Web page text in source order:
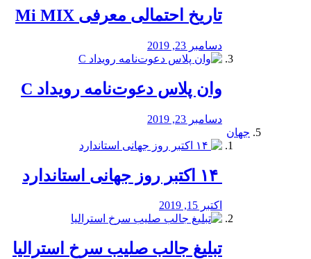
تاریخ احتمالی معرفی Mi MIX
دسامبر 23, 2019
وان پلاس دعوت‌نامه رویداد C
دسامبر 23, 2019
جهان
اکتبر 15, 2019
تبلیغ جالب صلیب سرخ استرالیا